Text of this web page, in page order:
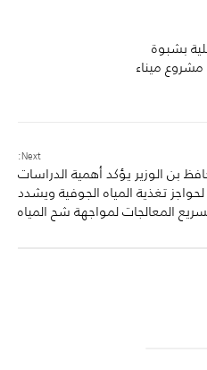
بشبوة
مشروع ميناء
Next:
بن الوزير يؤكد أهمية الدراسات
تغذية المياه الجوفية ويشدد
المعالجات لمواجهة شح المياه